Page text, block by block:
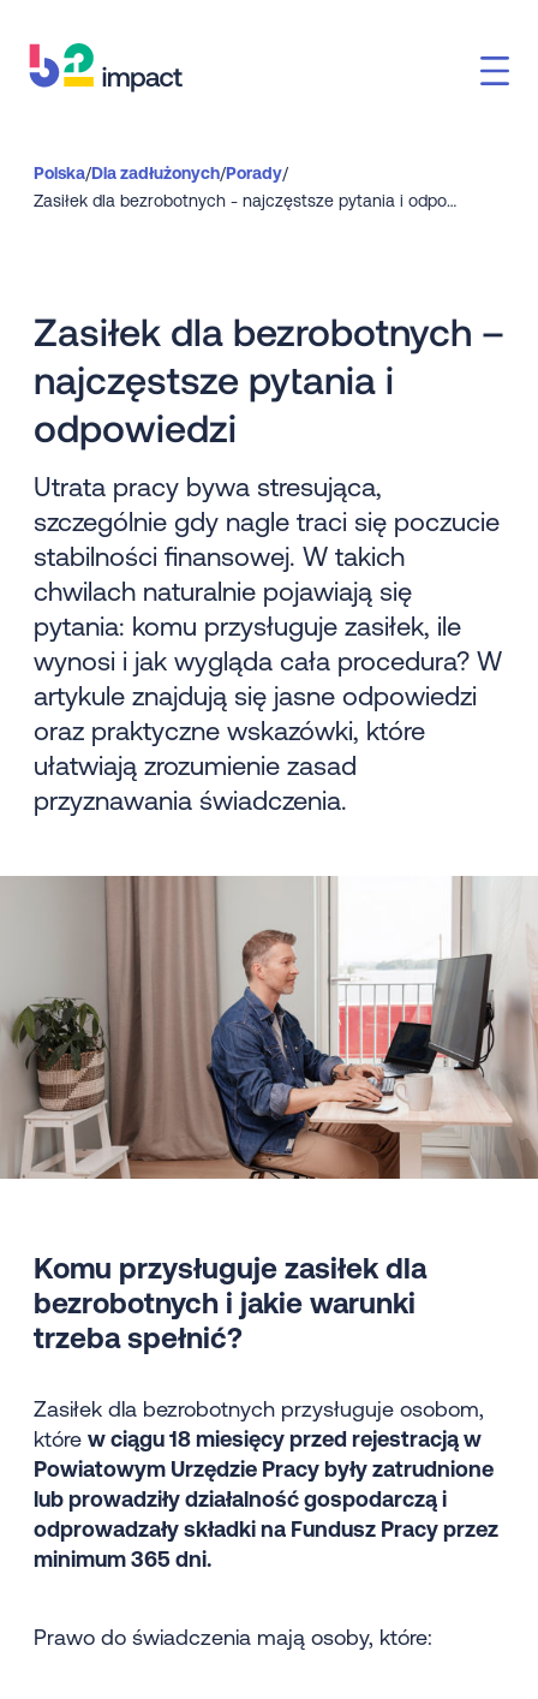
Polska/Dla zadłużonych/Porady/
Zasiłek dla bezrobotnych - najczęstsze pytania i odpowiedzi
Zasiłek dla bezrobotnych –
najczęstsze pytania i
odpowiedzi
Utrata pracy bywa stresująca,
szczególnie gdy nagle traci się poczucie
stabilności finansowej. W takich
chwilach naturalnie pojawiają się
pytania: komu przysługuje zasiłek, ile
wynosi i jak wygląda cała procedura? W
artykule znajdują się jasne odpowiedzi
oraz praktyczne wskazówki, które
ułatwiają zrozumienie zasad
przyznawania świadczenia.
Komu przysługuje zasiłek dla
bezrobotnych i jakie warunki
trzeba spełnić?
Zasiłek dla bezrobotnych przysługuje osobom,
które w ciągu 18 miesięcy przed rejestracją w
Powiatowym Urzędzie Pracy były zatrudnione
lub prowadziły działalność gospodarczą i
odprowadzały składki na Fundusz Pracy przez
minimum 365 dni.
Prawo do świadczenia mają osoby, które: